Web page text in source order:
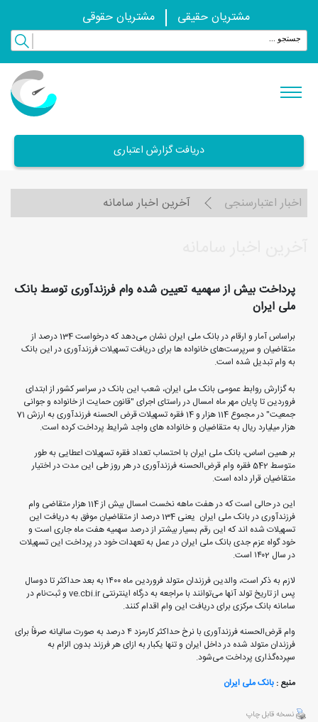
مشتریان حقیقی مشتریان حقوقی
دریافت گزارش اعتباری
اخبار اعتبارسنجی آخرین اخبار سامانه
پرداخت بیش از سهمیه تعیین شده وام فرزندآوری توسط بانک
ملی ایران
براساس آمار و ارقام در بانک ملی ایران نشان می‌دهد که درخواست 134 درصد از
متقاضیان و سرپرست‌های خانواده ها برای دریافت تسهیلات فرزندآوری در این بانک
به وام تبدیل شده است.
به گزارش روابط عمومی بانک ملی ایران، شعب این بانک در سراسر کشور از ابتدای
فروردین تا پایان مهر ماه امسال در راستای اجرای "قانون حمایت از خانواده و جوانی
جمعیت" در مجموع 114 هزار و 14 فقره تسهیلات قرض الحسنه فرزندآوری به ارزش 71
هزار میلیارد ریال به متقاضیان و خانواده های واجد شرایط پرداخت کرده است.
بر همین اساس، بانک ملی ایران با احتساب تعداد فقره تسهیلات اعطایی به طور
متوسط 542 فقره وام قرض‌الحسنه فرزندآوری در هر روز طی این مدت در اختیار
متقاضیان قرار داده است.
این در حالی است که در هفت ماهه نخست امسال بیش از 114 هزار متقاضی وام
فرزندآوری در بانک ملی ایران یعنی 134 درصد از متقاضیان موفق به دریافت این
تسهیلات شده اند که این رقم بسیار بیشتر از درصد سهمیه هفت ماه جاری است و
خود گواه عزم جدی بانک ملی ایران در عمل به تعهدات خود در پرداخت این تسهیلات
در سال ۱۴۰2 است.
لازم به ذکر است، والدین فرزندان متولد فروردین ماه ١٤٠٠ به بعد حداکثر تا دوسال
پس از تاریخ تولد آنها می‌توانند با مراجعه به درگاه اینترنتی ve.cbi.ir و ثبت‌نام در
سامانه بانک مرکزی برای دریافت این وام اقدام کنند.
وام قرض‌الحسنه فرزندآوری با نرخ حداکثر کارمزد ٤ درصد به صورت سالیانه صرفاً برای
فرزندان متولد شده در داخل ایران و تنها یکبار به ازای هر فرزند بدون الزام به
سپرده‌گذاری پرداخت می‌شود.
منبع : بانک ملی ایران
نسخه قابل چاپ